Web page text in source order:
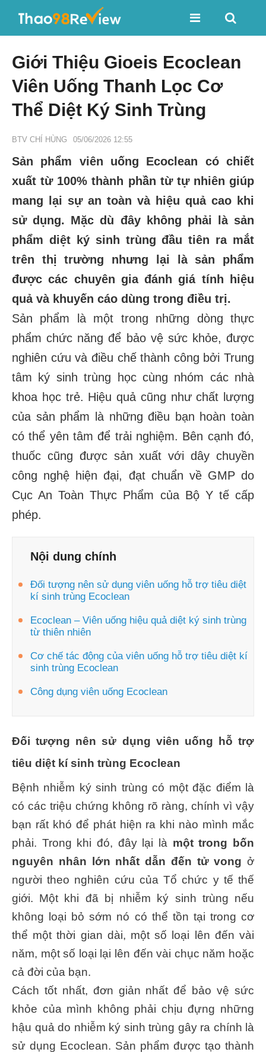
Giới Thiệu Gioeis Ecoclean
Viên Uống Thanh Lọc Cơ
Thể Diệt Ký Sinh Trùng
BTV CHÍ HÙNG 05/06/2026 12:55
Sản phẩm viên uống Ecoclean có chiết
xuất từ 100% thành phần từ tự nhiên giúp
mang lại sự an toàn và hiệu quả cao khi
sử dụng. Mặc dù đây không phải là sản
phẩm diệt ký sinh trùng đầu tiên ra mắt
trên thị trường nhưng lại là sản phẩm
được các chuyên gia đánh giá tính hiệu
quả và khuyến cáo dùng trong điều trị.
Sản phẩm là một trong những dòng thực
phẩm chức năng để bảo vệ sức khỏe, được
nghiên cứu và điều chế thành công bởi Trung
tâm ký sinh trùng học cùng nhóm các nhà
khoa học trẻ. Hiệu quả cũng như chất lượng
của sản phẩm là những điều bạn hoàn toàn
có thể yên tâm để trải nghiệm. Bên cạnh đó,
thuốc cũng được sản xuất với dây chuyền
công nghệ hiện đại, đạt chuẩn về GMP do
Cục An Toàn Thực Phẩm của Bộ Y tế cấp
phép.
Nội dung chính
Đối tượng nên sử dụng viên uống hỗ trợ tiêu diệt
kí sinh trùng Ecoclean
Ecoclean – Viên uống hiệu quả diệt ký sinh trùng
từ thiên nhiên
Cơ chế tác động của viên uống hỗ trợ tiêu diệt kí
sinh trùng Ecoclean
Công dụng viên uống Ecoclean
Đối tượng nên sử dụng viên uống hỗ trợ
tiêu diệt kí sinh trùng Ecoclean
Bệnh nhiễm ký sinh trùng có một đặc điểm là
có các triệu chứng không rõ ràng, chính vì vậy
bạn rất khó để phát hiện ra khi nào mình mắc
phải. Trong khi đó, đây lại là một trong bốn
nguyên nhân lớn nhất dẫn đến tử vong ở
người theo nghiên cứu của Tổ chức y tế thế
giới. Một khi đã bị nhiễm ký sinh trùng nếu
không loại bỏ sớm nó có thể tồn tại trong cơ
thể một thời gian dài, một số loại lên đến vài
năm, một số loại lại lên đến vài chục năm hoặc
cả đời của bạn.
Cách tốt nhất, đơn giản nhất để bảo vệ sức
khỏe của mình không phải chịu đựng những
hậu quả do nhiễm ký sinh trùng gây ra chính là
sử dụng Ecoclean. Sản phẩm được tạo thành